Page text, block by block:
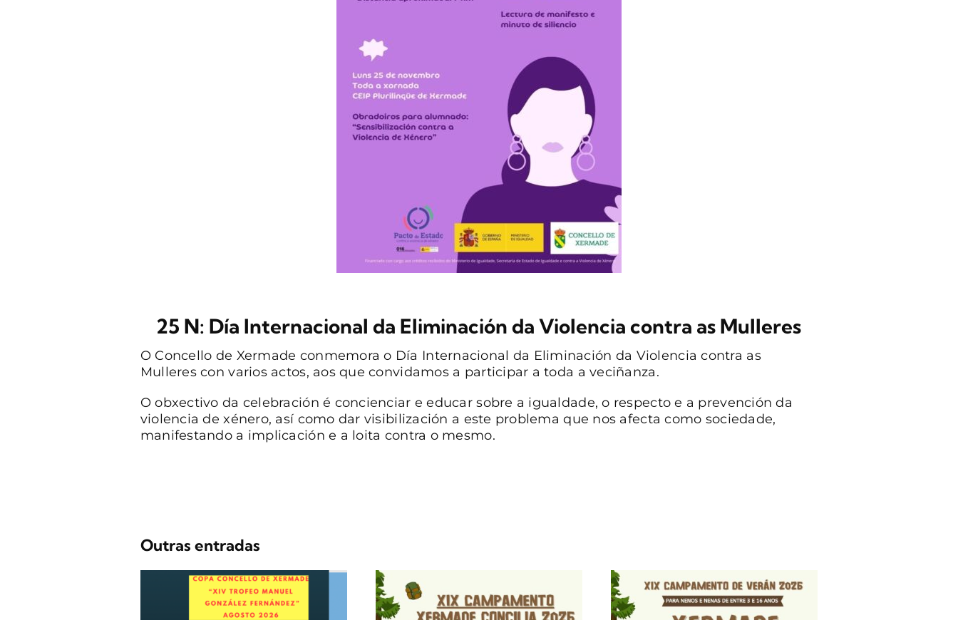
25 N: Día Internacional da Eliminación da Violencia contra as Mulleres
O Concello de Xermade conmemora o Día Internacional da Eliminación da Violencia contra as
Mulleres con varios actos, aos que convidamos a participar a toda a veciñanza.
O obxectivo da celebración é concienciar e educar sobre a igualdade, o respecto e a prevención da
violencia de xénero, así como dar visibilización a este problema que nos afecta como sociedade,
manifestando a implicación e a loita contra o mesmo.
Outras entradas